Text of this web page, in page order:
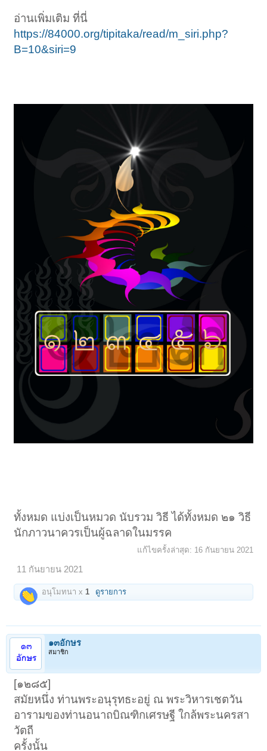
อ่านเพิ่มเติม ที่นี่
https://84000.org/tipitaka/read/m_siri.php?
B=10&siri=9
ทั้งหมด แบ่งเป็นหมวด นับรวม วิธี ได้ทั้งหมด ๒๑ วิธี
นักภาวนาควรเป็นผู้ฉลาดในมรรค
แก้ไขครั้งล่าสุด: 16 กันยายน 2021
11 กันยายน 2021
อนุโมทนา x1 ดูรายการ
๑๓อักษร
สมาชิก
[๑๒๘๕]
สมัยหนึ่ง ท่านพระอนุรุทธะอยู่ ณ พระวิหารเชตวัน
อารามของท่านอนาถบิณฑิกเศรษฐี ใกล้พระนครสา
วัตถี
ครั้งนั้น